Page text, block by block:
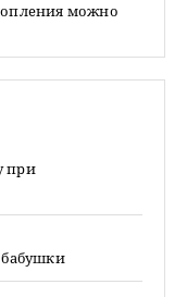
можно
при